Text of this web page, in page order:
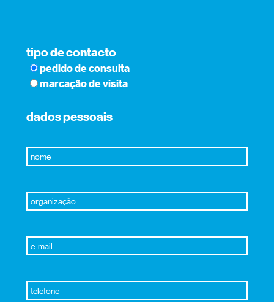
tipo de contacto
pedido de consulta
marcação de visita
dados pessoais